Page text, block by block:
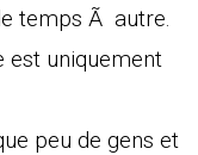
temps Ã autre.
est uniquement
peu de gens et